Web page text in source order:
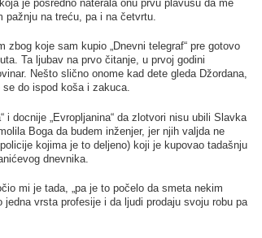
je posredno naterala onu prvu plavušu da me
pažnju na treću, pa i na četvrtu.
koje sam kupio „Dnevni telegraf“ pre gotovo
Ta ljubav na prvo čitanje, u prvoj godini
Nešto slično onome kad dete gleda Džordana,
do ispod koša i zakuca.
i docnije „Evropljanina“ da zlotvori nisu ubili Slavka
Boga da budem inženjer, jer njih valjda ne
kojima je to deljeno) koji je kupovao tadašnju
dnevnika.
mi je tada, „pa je to počelo da smeta nekim
vrsta profesije i da ljudi prodaju svoju robu pa